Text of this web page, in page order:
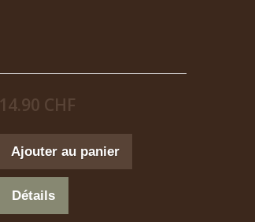
14.90 CHF
Ajouter au panier
Détails